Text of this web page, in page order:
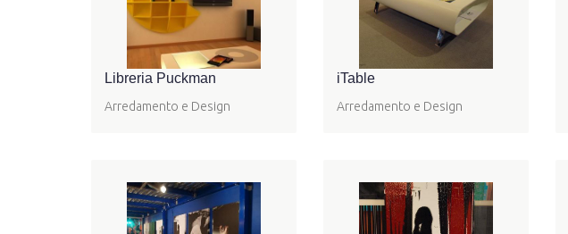
Libreria Puckman
Arredamento e Design
iTable
Arredamento e Design